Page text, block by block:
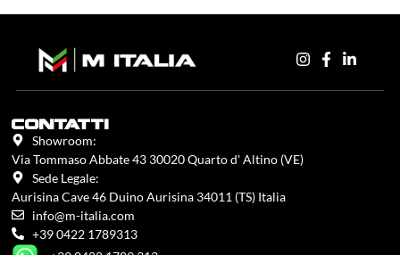
contatti
Showroom:
Via Tommaso Abbate 43 30020 Quarto d' Altino (VE)
Sede Legale:
Aurisina Cave 46 Duino Aurisina 34011 (TS) Italia
info@m-italia.com
+39 0422 1789313